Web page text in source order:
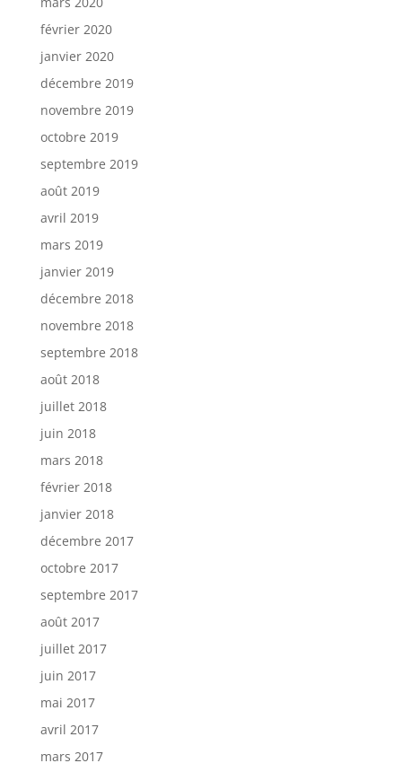
février 2020
janvier 2020
décembre 2019
novembre 2019
octobre 2019
septembre 2019
août 2019
avril 2019
mars 2019
janvier 2019
décembre 2018
novembre 2018
septembre 2018
août 2018
juillet 2018
juin 2018
mars 2018
février 2018
janvier 2018
décembre 2017
octobre 2017
septembre 2017
août 2017
juillet 2017
juin 2017
mai 2017
avril 2017
mars 2017